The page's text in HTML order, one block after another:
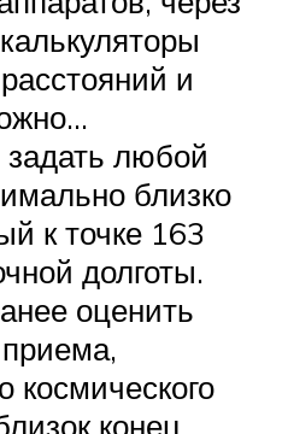
и
любой
близко
к точке 163
долготы.
оценить
космического
конец